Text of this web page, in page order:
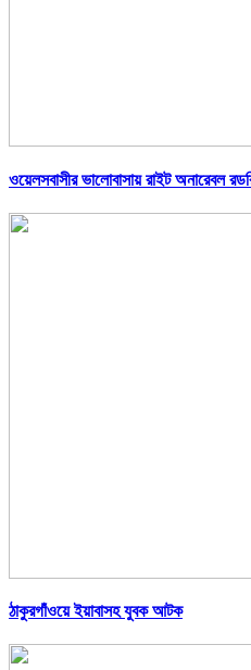
ওয়েলসবাসীর ভালোবাসায় রাইট অনারেবল
ঠাকুরগাঁওয়ে ইয়াবাসহ যুবক আটক